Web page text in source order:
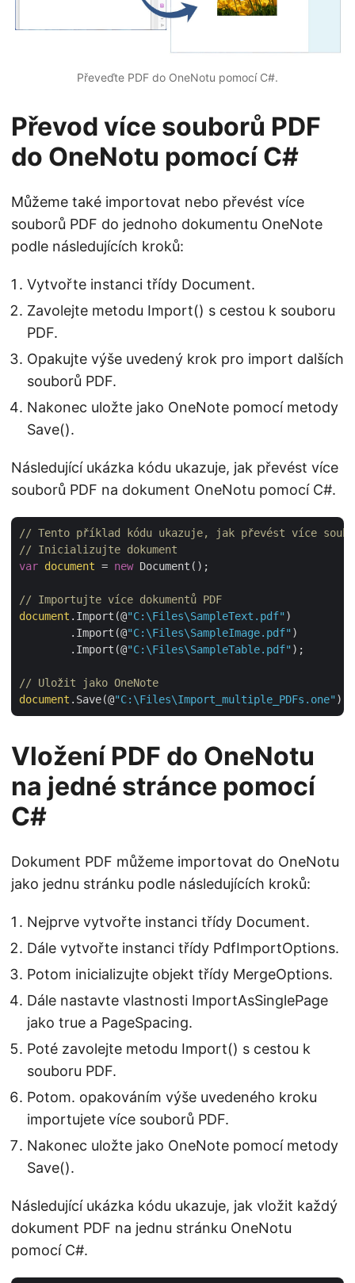
Převeďte PDF do OneNotu pomocí C#.
Převod více souborů PDF
do OneNotu pomocí C#
Můžeme také importovat nebo převést více
souborů PDF do jednoho dokumentu OneNote
podle následujících kroků:
Vytvořte instanci třídy Document.
Zavolejte metodu Import() s cestou k souboru
PDF.
Opakujte výše uvedený krok pro import dalších
souborů PDF.
Nakonec uložte jako OneNote pomocí metody
Save().
Následující ukázka kódu ukazuje, jak převést více
souborů PDF na dokument OneNotu pomocí C#.
// Tento příklad kódu ukazuje, jak převést více
// Inicializujte dokument
var document = new Document();
// Importujte více dokumentů PDF
document .Import(@"C:\Files\SampleText.pdf" )
        .Import(@
"C:\Files\SampleImage.pdf" )
        .Import(@
"C:\Files\SampleTable.pdf" );
// Uložit jako OneNote
document .Save(@"C:\Files\Import_multiple_PDFs.one"
Vložení PDF do OneNotu
na jedné stránce pomocí
C#
Dokument PDF můžeme importovat do OneNotu
jako jednu stránku podle následujících kroků:
Nejprve vytvořte instanci třídy Document.
Dále vytvořte instanci třídy PdfImportOptions.
Potom inicializujte objekt třídy MergeOptions.
Dále nastavte vlastnosti ImportAsSinglePage
jako true a PageSpacing.
Poté zavolejte metodu Import() s cestou k
souboru PDF.
Potom. opakováním výše uvedeného kroku
importujete více souborů PDF.
Nakonec uložte jako OneNote pomocí metody
Save().
Následující ukázka kódu ukazuje, jak vložit každý
dokument PDF na jednu stránku OneNotu
pomocí C#.